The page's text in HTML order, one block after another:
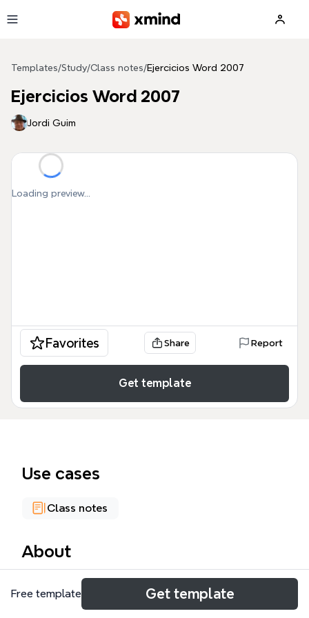
Templates/Study/Class notes/Ejercicios Word 2007
Ejercicios Word 2007
Jordi Guim
Loading preview...
Favorites Share Report
Get template
Use cases
Class notes
About
Este mapa mental de Ejercicios Word 2007 incluye
13 ejercicios prácticos que cubren desde sangría y
Free template Get template